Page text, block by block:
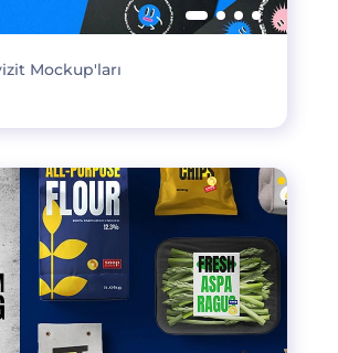
Mockup'ları